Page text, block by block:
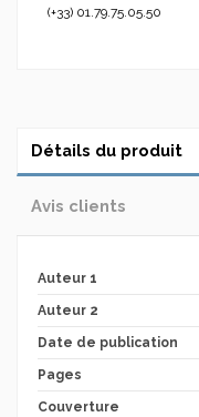
(+33) 01.79.75.05.50
Détails du produit
Avis clients
Auteur 1
Auteur 2
Date de publication
Pages
Couverture